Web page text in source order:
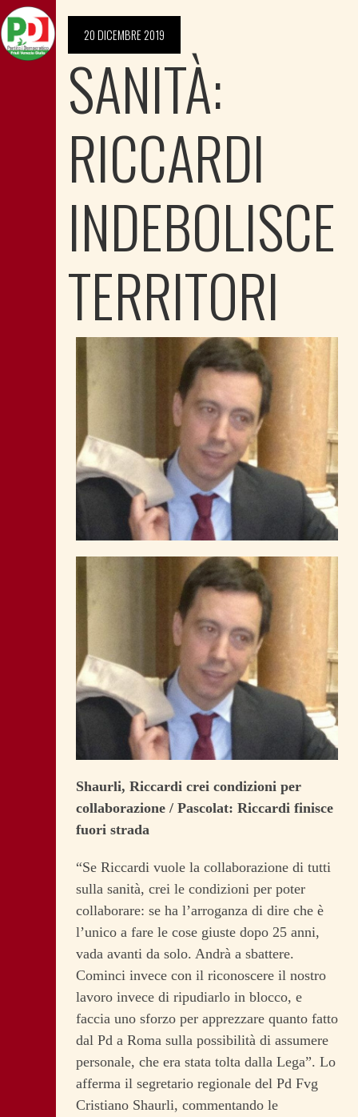
20 DICEMBRE 2019
SANITÀ:
RICCARDI
INDEBOLISCE
TERRITORI
Shaurli, Riccardi crei condizioni per
collaborazione / Pascolat: Riccardi finisce
fuori strada
“Se Riccardi vuole la collaborazione di tutti
sulla sanità, crei le condizioni per poter
collaborare: se ha l’arroganza di dire che è
l’unico a fare le cose giuste dopo 25 anni,
vada avanti da solo. Andrà a sbattere.
Cominci invece con il riconoscere il nostro
lavoro invece di ripudiarlo in blocco, e
faccia uno sforzo per apprezzare quanto fatto
dal Pd a Roma sulla possibilità di assumere
personale, che era stata tolta dalla Lega”. Lo
afferma il segretario regionale del Pd Fvg
Cristiano Shaurli, commentando le